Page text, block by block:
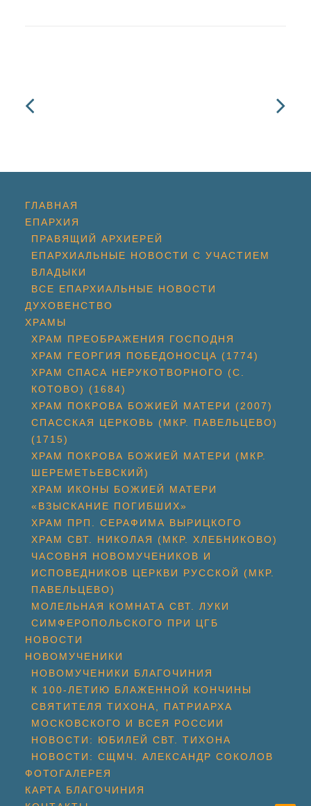
ГЛАВНАЯ
ЕПАРХИЯ
ПРАВЯЩИЙ АРХИЕРЕЙ
ЕПАРХИАЛЬНЫЕ НОВОСТИ С УЧАСТИЕМ
ВЛАДЫКИ
ВСЕ ЕПАРХИАЛЬНЫЕ НОВОСТИ
ДУХОВЕНСТВО
ХРАМЫ
ХРАМ ПРЕОБРАЖЕНИЯ ГОСПОДНЯ
ХРАМ ГЕОРГИЯ ПОБЕДОНОСЦА (1774)
ХРАМ СПАСА НЕРУКОТВОРНОГО (С.
КОТОВО) (1684)
ХРАМ ПОКРОВА БОЖИЕЙ МАТЕРИ (2007)
СПАССКАЯ ЦЕРКОВЬ (МКР. ПАВЕЛЬЦЕВО)
(1715)
ХРАМ ПОКРОВА БОЖИЕЙ МАТЕРИ (МКР.
ШЕРЕМЕТЬЕВСКИЙ)
ХРАМ ИКОНЫ БОЖИЕЙ МАТЕРИ
«ВЗЫСКАНИЕ ПОГИБШИХ»
ХРАМ ПРП. СЕРАФИМА ВЫРИЦКОГО
ХРАМ СВТ. НИКОЛАЯ (МКР. ХЛЕБНИКОВО)
ЧАСОВНЯ НОВОМУЧЕНИКОВ И
ИСПОВЕДНИКОВ ЦЕРКВИ РУССКОЙ (МКР.
ПАВЕЛЬЦЕВО)
МОЛЕЛЬНАЯ КОМНАТА СВТ. ЛУКИ
СИМФЕРОПОЛЬСКОГО ПРИ ЦГБ
НОВОСТИ
НОВОМУЧЕНИКИ
НОВОМУЧЕНИКИ БЛАГОЧИНИЯ
К 100-ЛЕТИЮ БЛАЖЕННОЙ КОНЧИНЫ
СВЯТИТЕЛЯ ТИХОНА, ПАТРИАРХА
МОСКОВСКОГО И ВСЕЯ РОССИИ
НОВОСТИ: ЮБИЛЕЙ СВТ. ТИХОНА
НОВОСТИ: СЩМЧ. АЛЕКСАНДР СОКОЛОВ
ФОТОГАЛЕРЕЯ
КАРТА БЛАГОЧИНИЯ